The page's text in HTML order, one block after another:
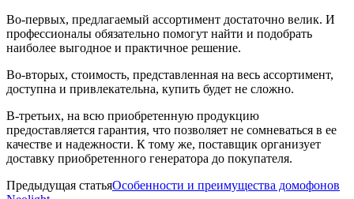
Во-первых, предлагаемый ассортимент достаточно велик. И
профессионалы обязательно помогут найти и подобрать
наиболее выгодное и практичное решение.
Во-вторых, стоимость, представленная на весь ассортимент,
доступна и привлекательна, купить будет не сложно.
В-третьих, на всю приобретенную продукцию
предоставляется гарантия, что позволяет не сомневаться в ее
качестве и надежности. К тому же, поставщик организует
доставку приобретенного генератора до покупателя.
Предыдущая статьяОсобенности и преимущества домофонов